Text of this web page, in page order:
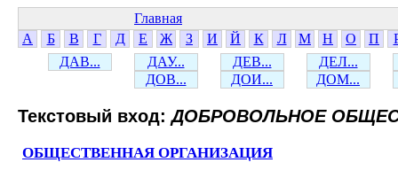
Главная
А
Б В Г Д Е Ж З И Й К Л М Н О П
ДАВ...
ДАУ... ДЕВ...
ДЕЛ...
ДОВ...
ДОИ... ДОМ...
Текстовый вход:ДОБРОВОЛЬНОЕ
ОБЩЕСТВЕННАЯ ОРГАНИЗАЦИЯ